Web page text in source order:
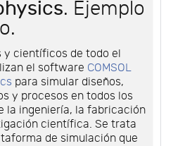
. Ejemplo
y científicos de todo el
el software COMSOL
para simular diseños,
y procesos en todos los
la ingeniería, la fabricación
científica. Se trata
de simulación que